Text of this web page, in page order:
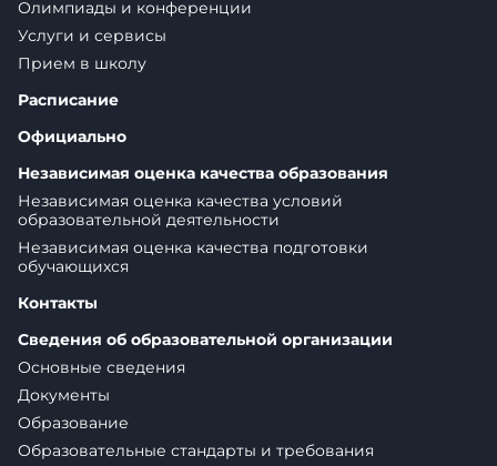
Олимпиады и конференции
Услуги и сервисы
Прием в школу
Расписание
Официально
Независимая оценка качества образования
Независимая оценка качества условий
образовательной деятельности
Независимая оценка качества подготовки
обучающихся
Контакты
Сведения об образовательной организации
Основные сведения
Документы
Образование
Образовательные стандарты и требования